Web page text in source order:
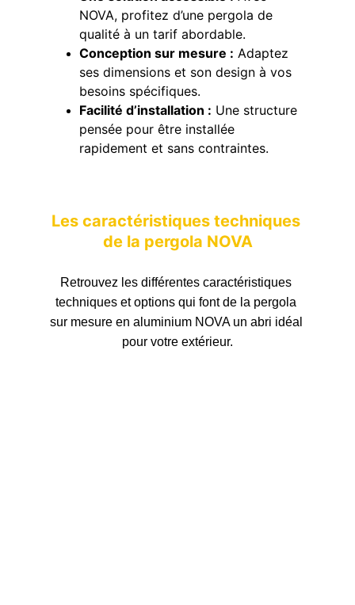
NOVA, profitez d’une pergola de
qualité à un tarif abordable.
Conception sur mesure : Adaptez
ses dimensions et son design à vos
besoins spécifiques.
Facilité d’installation : Une structure
pensée pour être installée
rapidement et sans contraintes.
Les caractéristiques techniques
de la pergola NOVA
Retrouvez les différentes caractéristiques
techniques et options qui font de la pergola
sur mesure en aluminium NOVA un abri idéal
pour votre extérieur.